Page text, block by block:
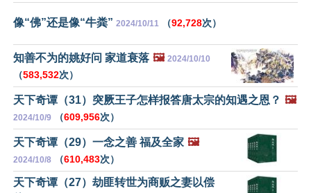
像“佛”还是像“牛粪” 2024/10/11 （92,728次）
知善不为的姚好问 家道衰落 🖼️ 2024/10/10
（583,532次）
天下奇谭（31）突厥王子怎样报答唐太宗的知遇之恩？ 🖼️
2024/10/9 （609,956次）
天下奇谭（29）一念之善 福及全家 🖼️
2024/10/8 （610,483次）
天下奇谭（27）劫匪转世为商贩之妻以偿